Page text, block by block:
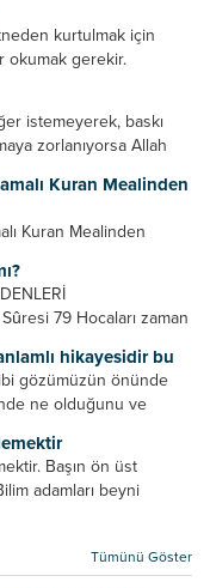
kurtulmak için
okumak gerekir.
hoca algısını yenmek
istemeyerek, baskı
zorlanıyorsa Allah
menfaatini elde
zorlamayın. Her...
Kuran Mealinden
Kuran Mealinden
79 Hocaları zaman
bazen açık bazen gizli
Örneğin hocalarda
sıralar ve...
hikayesidir bu
gözümüzün önünde
ne olduğunu ve
misin sorusuna
o...Başın ön üst
adamları beyni
bölüme ön bellek
Tümünü Göster